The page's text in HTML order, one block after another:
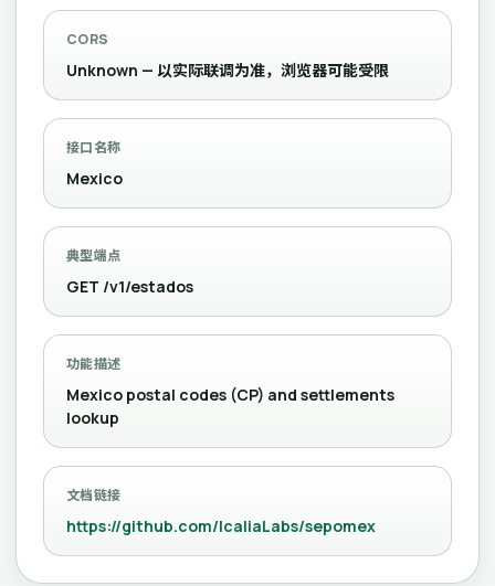
CORS
Unknown — 以实际联调为准，浏览器可能受限
接口名称
Mexico
典型端点
GET /v1/estados
功能描述
Mexico postal codes (CP) and settlements
lookup
文档链接
https://github.com/IcaliaLabs/sepomex